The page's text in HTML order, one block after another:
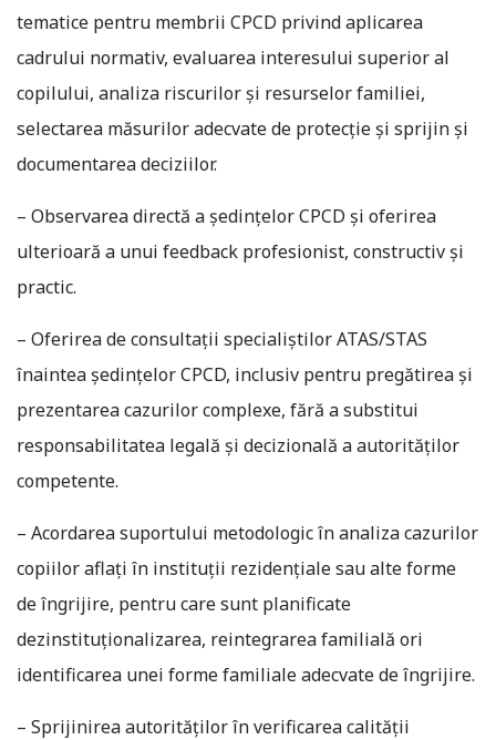
tematice pentru membrii CPCD privind aplicarea
cadrului normativ, evaluarea interesului superior al
copilului, analiza riscurilor și resurselor familiei,
selectarea măsurilor adecvate de protecție și sprijin și
documentarea deciziilor.
– Observarea directă a ședințelor CPCD și oferirea
ulterioară a unui feedback profesionist, constructiv și
practic.
– Oferirea de consultații specialiștilor ATAS/STAS
înaintea ședințelor CPCD, inclusiv pentru pregătirea și
prezentarea cazurilor complexe, fără a substitui
responsabilitatea legală și decizională a autorităților
competente.
– Acordarea suportului metodologic în analiza cazurilor
copiilor aflați în instituții rezidențiale sau alte forme
de îngrijire, pentru care sunt planificate
dezinstituționalizarea, reintegrarea familială ori
identificarea unei forme familiale adecvate de îngrijire.
– Sprijinirea autorităților în verificarea calității